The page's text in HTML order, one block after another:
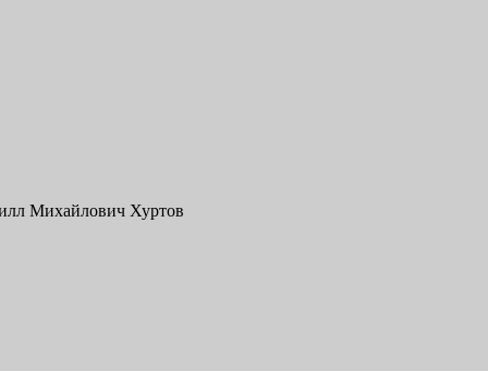
Михайлович Хуртов